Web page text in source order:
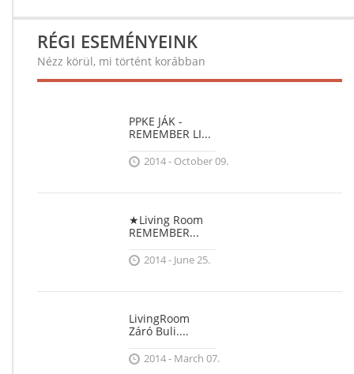
RÉGI ESEMÉNYEINK
Nézz körül, mi történt korábban
PPKE JÁK -
REMEMBER LI...
2014 - October 09.
★Living Room
REMEMBER...
2014 - June 25.
LivingRoom
Záró Buli....
2014 - March 07.